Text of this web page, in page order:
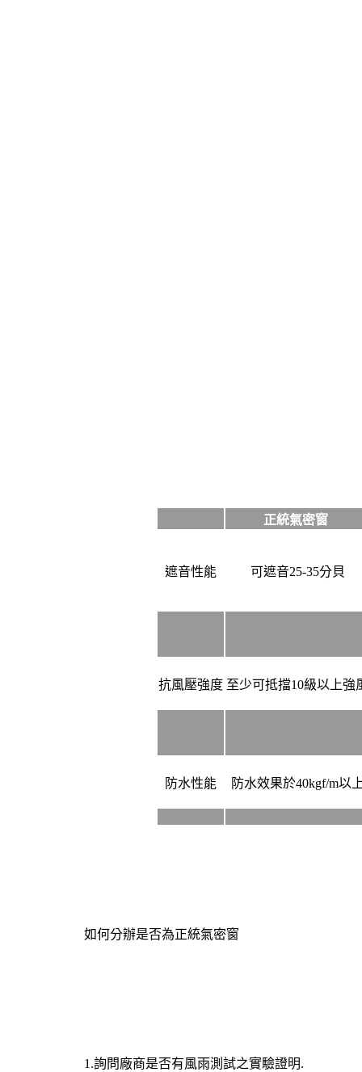
正統氣密窗
遮音性能 可遮音25-35分貝
抗風壓強度 至少可抵擋10級以上強
防水性能 防水效果於40kgf/m以
如何分辦是否為正統氣密窗
1.詢問廠商是否有風雨測試之實驗證明.